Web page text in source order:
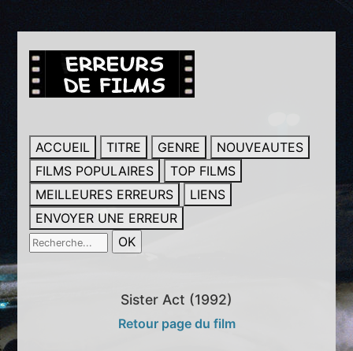
ACCUEIL TITRE GENRE
NOUVEAUTES
FILMS POPULAIRES
TOP FILMS
MEILLEURES ERREURS
LIENS
ENVOYER UNE ERREUR
Sister Act (1992)
Retour page du film